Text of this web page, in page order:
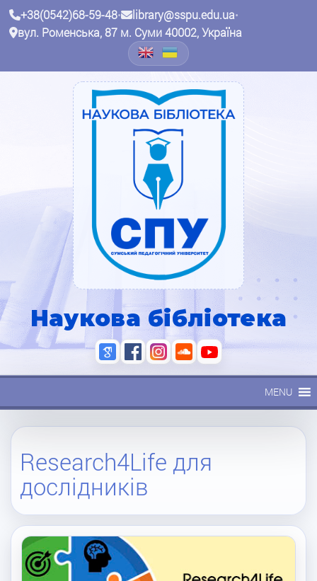
+38(0542)68-59-48• library@sspu.edu.ua•
вул. Роменська, 87 м. Суми 40002, Україна
Наукова бібліотека
MENU
Research4Life для
дослідників